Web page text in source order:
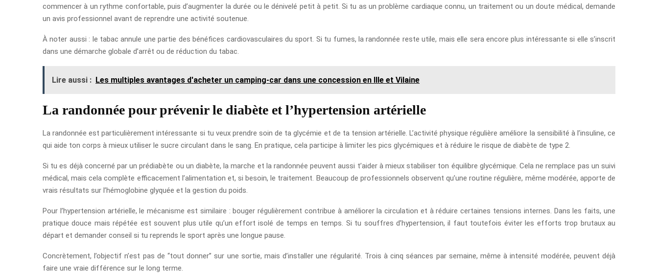
commencer à un rythme confortable, puis d’augmenter la durée ou le dénivelé petit à petit. Si tu as un problème cardiaque connu, un traitement ou un doute médical, demande
un avis professionnel avant de reprendre une activité soutenue.
À noter aussi : le tabac annule une partie des bénéfices cardiovasculaires du sport. Si tu fumes, la randonnée reste utile, mais elle sera encore plus intéressante si elle s’inscrit
dans une démarche globale d’arrêt ou de réduction du tabac.
Lire aussi : Les multiples avantages d'acheter un camping-car dans une concession en Ille et Vilaine
La randonnée pour prévenir le diabète et l’hypertension artérielle
La randonnée est particulièrement intéressante si tu veux prendre soin de ta glycémie et de ta tension artérielle. L’activité physique régulière améliore la sensibilité à l’insuline, ce
qui aide ton corps à mieux utiliser le sucre circulant dans le sang. En pratique, cela participe à limiter les pics glycémiques et à réduire le risque de diabète de type 2.
Si tu es déjà concerné par un prédiabète ou un diabète, la marche et la randonnée peuvent aussi t’aider à mieux stabiliser ton équilibre glycémique. Cela ne remplace pas un suivi
médical, mais cela complète efficacement l’alimentation et, si besoin, le traitement. Beaucoup de professionnels observent qu’une routine régulière, même modérée, apporte de
vrais résultats sur l’hémoglobine glyquée et la gestion du poids.
Pour l’hypertension artérielle, le mécanisme est similaire : bouger régulièrement contribue à améliorer la circulation et à réduire certaines tensions internes. Dans les faits, une
pratique douce mais répétée est souvent plus utile qu’un effort isolé de temps en temps. Si tu souffres d’hypertension, il faut toutefois éviter les efforts trop brutaux au
départ et demander conseil si tu reprends le sport après une longue pause.
Concrètement, l’objectif n’est pas de “tout donner” sur une sortie, mais d’installer une régularité. Trois à cinq séances par semaine, même à intensité modérée, peuvent déjà
faire une vraie différence sur le long terme.